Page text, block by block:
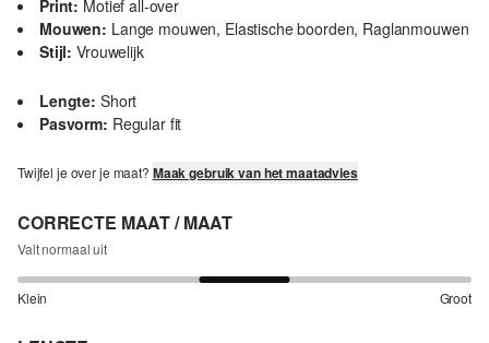
Print: Motief all-over
Mouwen: Lange mouwen, Elastische boorden, Raglanmouwen
Stijl: Vrouwelijk
Lengte: Short
Pasvorm: Regular fit
Twijfel je over je maat? Maak gebruik van het maatadvies
CORRECTE MAAT / MAAT
Valt normaal uit
Klein Groot